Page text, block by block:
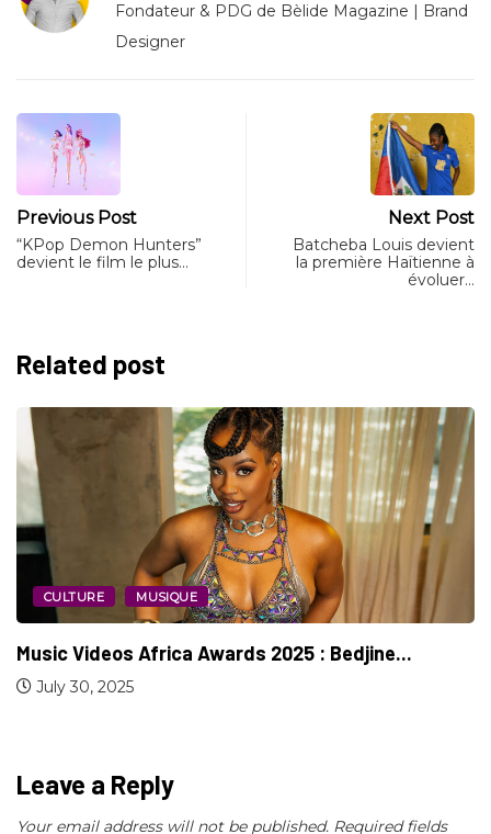
Fondateur & PDG de Bèlide Magazine | Brand
Designer
Previous Post
“KPop Demon Hunters”
devient le film le plus…
Next Post
Batcheba Louis devient
la première Haïtienne à
évoluer…
Related post
CINÉMA CULTURE
Garcelle Beauvais nominée aux People’s Choice
Awards...
Leave a Reply
Your email address will not be published. Required fields